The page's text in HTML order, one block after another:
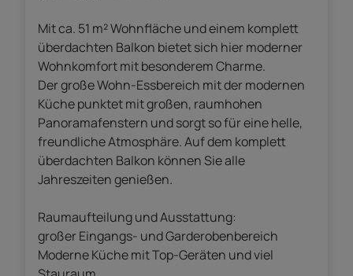
Mit ca. 51 m² Wohnfläche und einem komplett
überdachten Balkon bietet sich hier moderner
Wohnkomfort mit besonderem Charme.
Der große Wohn-Essbereich mit der modernen
Küche punktet mit großen, raumhohen
Panoramafenstern und sorgt so für eine helle,
freundliche Atmosphäre. Auf dem komplett
überdachten Balkon können Sie alle
Jahreszeiten genießen.
Raumaufteilung und Ausstattung:
großer Eingangs- und Garderobenbereich
Moderne Küche mit Top-Geräten und viel